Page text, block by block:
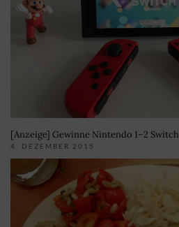
[Anzeige] Gewinne Nintendo 1–2 Switch
4. DEZEMBER 2015